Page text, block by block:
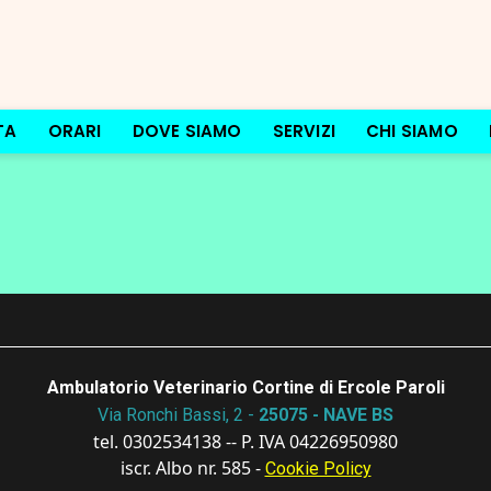
ORARI DOVE SIAMO SERVIZI CHI SIAMO
Ambulatorio Veterinario Cortine di Ercole Paroli
Via Ronchi Bassi, 2 - 25075 - NAVE BS
tel. 0302534138 -- P. IVA 04226950980
iscr. Albo nr. 585 - Cookie Policy